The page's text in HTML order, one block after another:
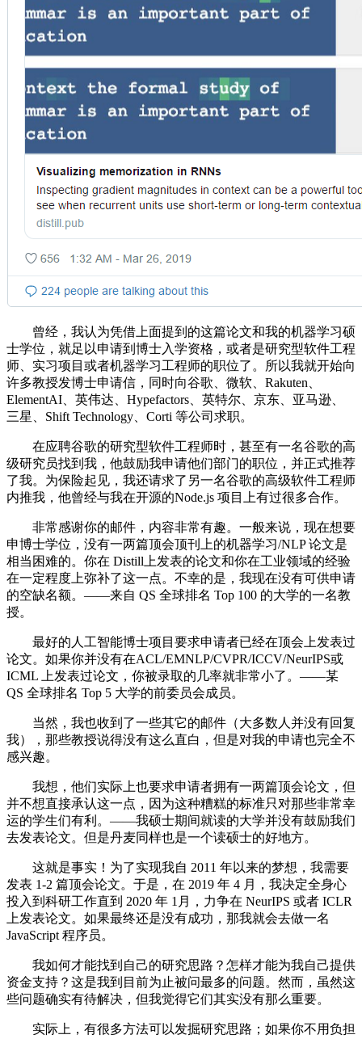
曾经，我认为凭借上面提到的这篇论文和我的机器学习硕
士学位，就足以申请到博士入学资格，或者是研究型软件工程
师、实习项目或者机器学习工程师的职位了。所以我就开始向
许多教授发博士申请信，同时向谷歌、微软、Rakuten、
ElementAI、英伟达、Hypefactors、英特尔、京东、亚马逊、
三星、Shift Technology、Corti 等公司求职。
在应聘谷歌的研究型软件工程师时，甚至有一名谷歌的高
级研究员找到我，他鼓励我申请他们部门的职位，并正式推荐
了我。为保险起见，我还请求了另一名谷歌的高级软件工程师
内推我，他曾经与我在开源的Node.js 项目上有过很多合作。
非常感谢你的邮件，内容非常有趣。一般来说，现在想要
申博士学位，没有一两篇顶会顶刊上的机器学习/NLP 论文是
相当困难的。你在 Distill上发表的论文和你在工业领域的经验
在一定程度上弥补了这一点。不幸的是，我现在没有可供申请
的空缺名额。——来自 QS 全球排名 Top 100 的大学的一名教
授。
最好的人工智能博士项目要求申请者已经在顶会上发表过
论文。如果你并没有在ACL/EMNLP/CVPR/ICCV/NeurIPS或
ICML 上发表过论文，你被录取的几率就非常小了。——某
QS 全球排名 Top 5 大学的前委员会成员。
当然，我也收到了一些其它的邮件（大多数人并没有回复
我），那些教授说得没有这么直白，但是对我的申请也完全不
感兴趣。
我想，他们实际上也要求申请者拥有一两篇顶会论文，但
并不想直接承认这一点，因为这种糟糕的标准只对那些非常幸
运的学生们有利。——我硕士期间就读的大学并没有鼓励我们
去发表论文。但是丹麦同样也是一个读硕士的好地方。
这就是事实！为了实现我自 2011 年以来的梦想，我需要
发表 1-2 篇顶会论文。于是，在 2019 年 4 月，我决定全身心
投入到科研工作直到 2020 年 1月，力争在 NeurIPS 或者 ICLR
上发表论文。如果最终还是没有成功，那我就会去做一名
JavaScript 程序员。
我如何才能找到自己的研究思路？怎样才能为我自己提供
资金支持？这是我到目前为止被问最多的问题。然而，虽然这
些问题确实有待解决，但我觉得它们其实没有那么重要。
实际上，有很多方法可以发掘研究思路；如果你不用负担